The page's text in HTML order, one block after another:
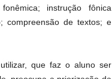
instrução fônica
compreensão de textos; e
que faz o aluno ser